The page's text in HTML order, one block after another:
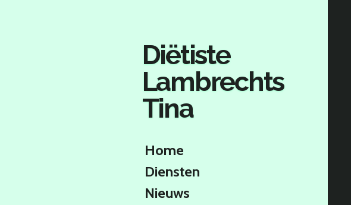
Diëtiste
Lambrechts
Tina
Home
Diensten
Nieuws